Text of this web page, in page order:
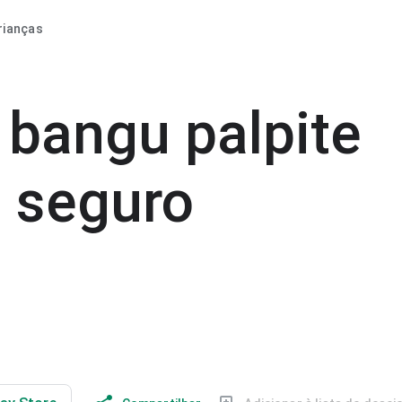
palpite
seguro